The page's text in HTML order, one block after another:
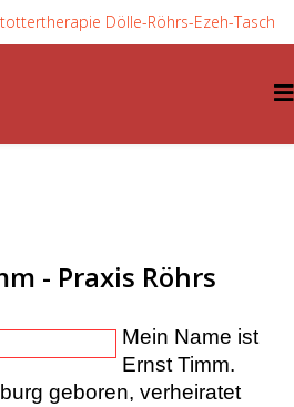
- Praxis Röhrs
Mein Name ist
Ernst Timm.
geboren, verheiratet